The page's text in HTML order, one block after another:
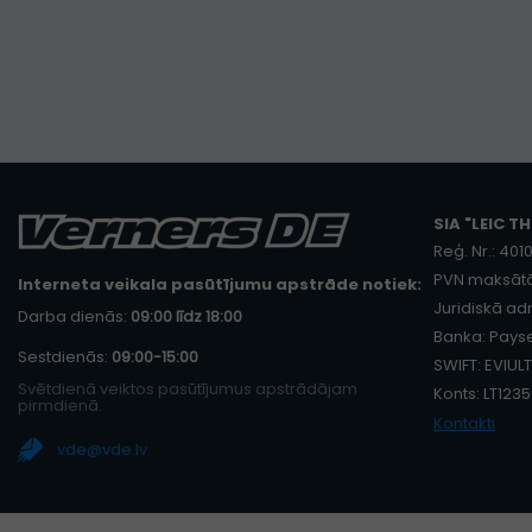
Interneta veikala pasūtījumu apstrāde notiek:
Darba dienās: 09:00 līdz 18:00
Sestdienās: 09:00-15:00
Svētdienā veiktos pasūtījumus apstrādājam
pirmdienā.
vde@vde.lv
SIA "LEIC
Reģ. Nr.:
PVN
Juridiskā
Banka:
SWIFT:
Konts:
Kontakti